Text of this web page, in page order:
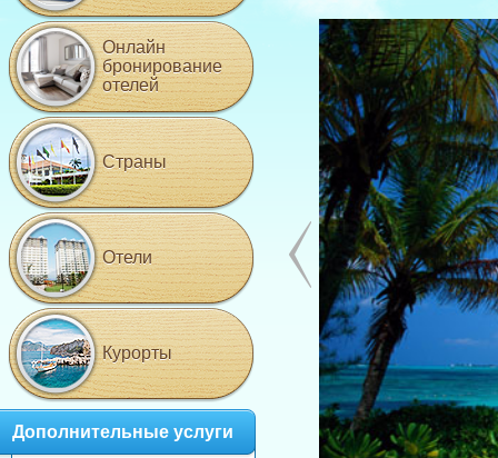
Онлайн
бронирование
отелей
Страны
Отели
Курорты
Дополнительные услуги